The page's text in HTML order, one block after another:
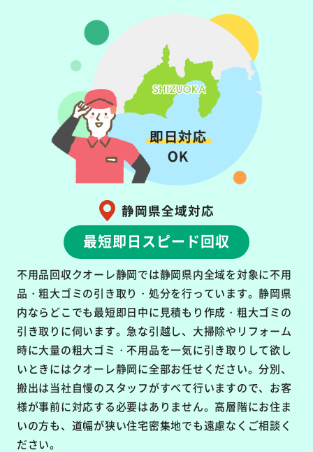
静岡県全域対応
最短即日スピード回収
不用品回収クオーレ静岡では静岡県内全域を対象に不用
品・粗大ゴミの引き取り・処分を行っています。静岡県
内ならどこでも最短即日中に見積もり作成・粗大ゴミの
引き取りに伺います。急な引越し、大掃除やリフォーム
時に大量の粗大ゴミ・不用品を一気に引き取りして欲し
いときにはクオーレ静岡に全部お任せください。分別、
搬出は当社自慢のスタッフがすべて行いますので、お客
様が事前に対応する必要はありません。高層階にお住ま
いの方も、道幅が狭い住宅密集地でも遠慮なくご相談く
ださい。